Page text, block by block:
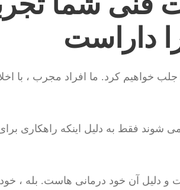
داراست
جلب خواهیم کرد. ما افراد مجرب ، با
شوند فقط به دلیل اینکه راهکاری
و دلیل آن خود درمانی هاست. بله ،